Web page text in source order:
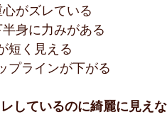
がズレている
身に力みがある
短く見える
プラインが下がる
しているのに綺麗に見え